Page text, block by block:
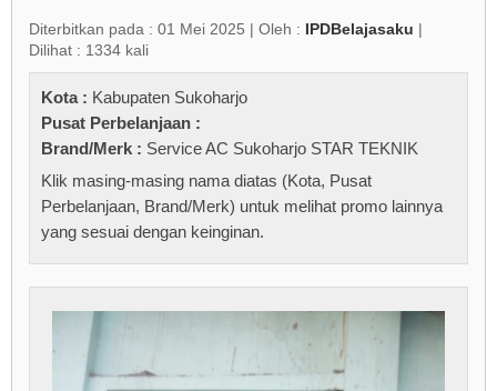
Diterbitkan pada : 01 Mei 2025 | Oleh : IPDBelajasaku |
Dilihat : 1334 kali
Kota : Kabupaten Sukoharjo
Pusat Perbelanjaan :
Brand/Merk : Service AC Sukoharjo STAR TEKNIK
Klik masing-masing nama diatas (Kota, Pusat
Perbelanjaan, Brand/Merk) untuk melihat promo lainnya
yang sesuai dengan keinginan.